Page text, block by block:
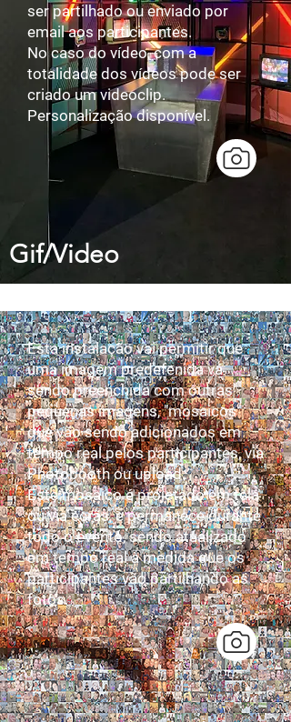
ser partilhado ou enviado por
email aos participantes.
​No caso do vídeo, com a
totalidade dos vídeos pode ser
criado um videoclip.
Personalização disponível.
Gif/Video
Esta instalação vai permitir que
uma imagem predefenida vá
sendo preenchida com outras
pequenas imagens, "mosaicos"
que vão sendo adicionados em
tempo real pelos participantes, via
Photobooth ou upload.​
Este mosaico é projetado em tela
ou via ecrãs, e permanece durante
todo o evento, sendo atualizado
em tempo real à medida que os
participantes vão partilhando as
fotos.